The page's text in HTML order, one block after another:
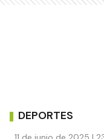
DEPORTES